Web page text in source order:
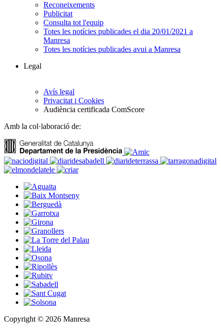
Reconeixements
Publicitat
Consulta tot l'equip
Totes les notícies publicades el dia 20/01/2021 a
Manresa
Totes les notícies publicades avui a Manresa
Legal
Avís legal
Privacitat i Cookies
Audiència certificada ComScore
Amb la col·laboració de:
Copyright © 2026 Manresa